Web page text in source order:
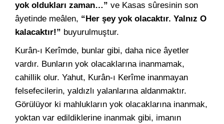
yok oldukları zaman…” ve Kasas sûresinin son
âyetinde meâlen, “Her şey yok olacaktır. Yalnız O
kalacaktır!” buyurulmuştur.
Kurân-ı Kerîmde, bunlar gibi, daha nice âyetler
vardır. Bunların yok olacaklarına inanmamak,
cahillik olur. Yahut, Kurân-ı Kerîme inanmayan
felsefecilerin, yaldızlı yalanlarına aldanmaktır.
Görülüyor ki mahlukların yok olacaklarına inanmak,
yoktan var edildiklerine inanmak gibi, imanın